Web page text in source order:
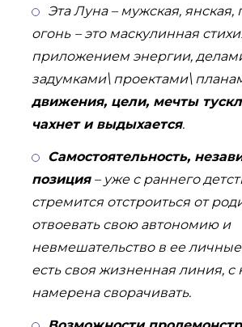
Эта Луна – мужская, янская,
огонь – это маскулинная
приложением энергии,
задумками\ проектами\
движения, цели, мечты
чахнет и выдыхается.
Самостоятельность,
позиция– уже с раннего
стремится отстроиться от
отвоевать свою автономию и
невмешательство в ее личные
есть своя жизненная линия, с
намерена сворачивать.